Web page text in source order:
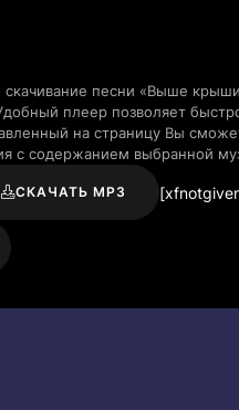
скачивание песни «Выше
плеер позволяет
на страницу Вы
с содержанием выбранной
СКАЧАТЬ MP3